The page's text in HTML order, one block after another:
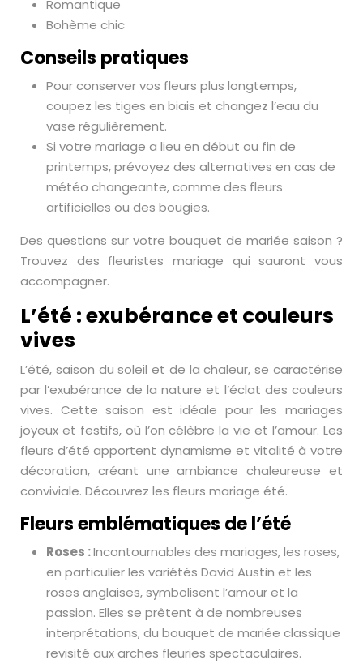
Romantique
Bohème chic
Conseils pratiques
Pour conserver vos fleurs plus longtemps,
coupez les tiges en biais et changez l’eau du
vase régulièrement.
Si votre mariage a lieu en début ou fin de
printemps, prévoyez des alternatives en cas de
météo changeante, comme des fleurs
artificielles ou des bougies.
Des questions sur votre bouquet de mariée saison ?
Trouvez des fleuristes mariage qui sauront vous
accompagner.
L’été : exubérance et couleurs
vives
L’été, saison du soleil et de la chaleur, se caractérise
par l’exubérance de la nature et l’éclat des couleurs
vives. Cette saison est idéale pour les mariages
joyeux et festifs, où l’on célèbre la vie et l’amour. Les
fleurs d’été apportent dynamisme et vitalité à votre
décoration, créant une ambiance chaleureuse et
conviviale. Découvrez les fleurs mariage été.
Fleurs emblématiques de l’été
Roses :Incontournables des mariages, les roses,
en particulier les variétés David Austin et les
roses anglaises, symbolisent l’amour et la
passion. Elles se prêtent à de nombreuses
interprétations, du bouquet de mariée classique
revisité aux arches fleuries spectaculaires.